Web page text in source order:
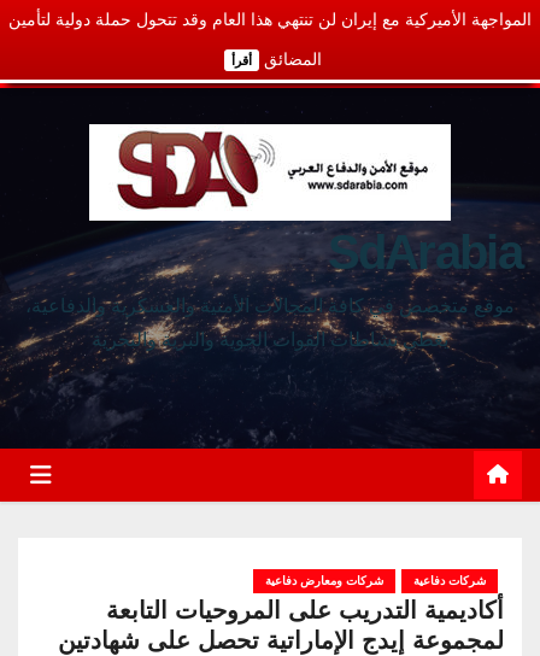
المواجهة الأميركية مع إيران لن تنتهي هذا العام وقد تتحول حملة دولية لتأمين
المضائق أقرأ
SdArabia
موقع متخصص في كافة المجالات الأمنية والعسكرية والدفاعية،
يغطي نشاطات القوات الجوية والبرية والبحرية
شركات دفاعية شركات ومعارض دفاعية
أكاديمية التدريب على المروحيات التابعة
لمجموعة إيدج الإماراتية تحصل على شهادتين